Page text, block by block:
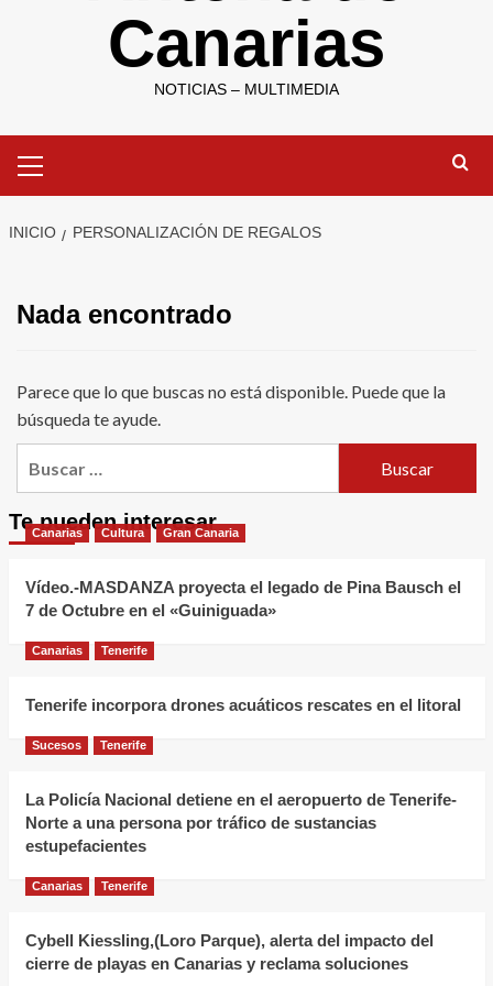
Canarias
NOTICIAS – MULTIMEDIA
primario
INICIO PERSONALIZACIÓN DE REGALOS
Nada encontrado
Parece que lo que buscas no está disponible. Puede que la
búsqueda te ayude.
Te pueden interesar
Canarias Cultura Gran Canaria
Vídeo.-MASDANZA proyecta el legado de Pina Bausch el
7 de Octubre en el «Guiniguada»
Canarias Tenerife
Tenerife incorpora drones acuáticos rescates en el litoral
Sucesos Tenerife
La Policía Nacional detiene en el aeropuerto de Tenerife-
Norte a una persona por tráfico de sustancias
estupefacientes
Canarias Tenerife
Cybell Kiessling,(Loro Parque), alerta del impacto del
cierre de playas en Canarias y reclama soluciones